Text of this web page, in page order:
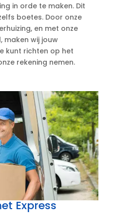
in orde te maken.​ Dit
boetes.​ Door onze
en met onze
maken wij jouw
kunt richten op het
rekening nemen.​
Express